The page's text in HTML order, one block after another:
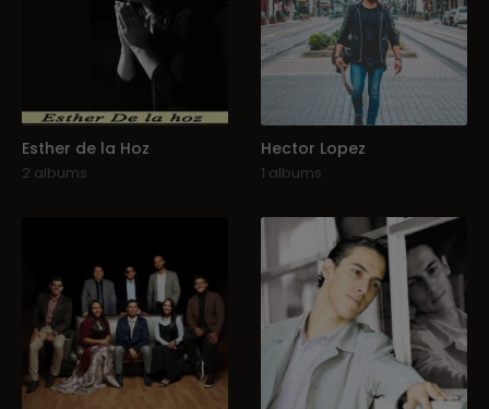
Esther de la Hoz
2 albums
Hector Lopez
1 albums